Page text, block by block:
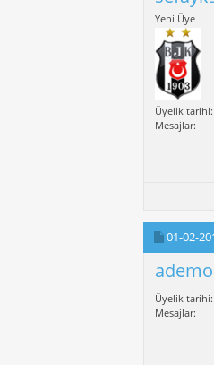
Yeni Üye
Üyelik tarihi
Mesajlar
01-02-
Üyelik tarihi
Mesajlar